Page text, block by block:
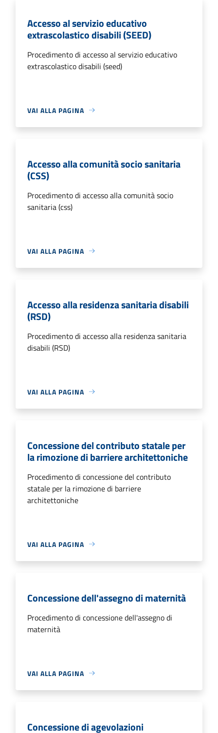
Accesso al servizio educativo
extrascolastico disabili (SEED)
Procedimento di accesso al servizio educativo
extrascolastico disabili (seed)
VAI ALLA PAGINA
Accesso alla comunità socio sanitaria
(CSS)
Procedimento di accesso alla comunità socio
sanitaria (css)
VAI ALLA PAGINA
Accesso alla residenza sanitaria disabili
(RSD)
Procedimento di accesso alla residenza sanitaria
disabili (RSD)
VAI ALLA PAGINA
Concessione del contributo statale per
la rimozione di barriere architettoniche
Procedimento di concessione del contributo
statale per la rimozione di barriere
architettoniche
VAI ALLA PAGINA
Concessione dell'assegno di maternità
Procedimento di concessione dell'assegno di
maternità
VAI ALLA PAGINA
Concessione di agevolazioni